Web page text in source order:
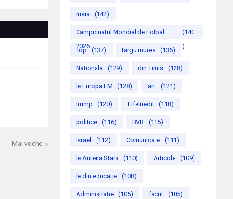
Mai veche
rusia (142)
Campionatul Mondial de Fotbal
2026
(140
)
Top (137) targu mures (136)
Nationala (129) din Timis (128)
le Europa FM (128) ani (121)
trump (120) LifeInedit (118)
politice (116) BVB (115)
israel (112) Comunicate (111)
le Antena Stars (110) Articole (109)
le din educatie (108)
Administratie (105) facut (105)